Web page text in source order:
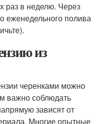
раз в неделю. Через
еженедельного полива
из
черенками можно
важно соблюдать
зависят от
Многие опытные